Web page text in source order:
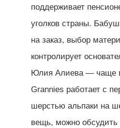
поддерживает
уголков страны.
на заказ, выбор
контролирует
Юлия Алиева — чаще
Grannies работает с
шерстью альпаки на
вещь, можно обсудить